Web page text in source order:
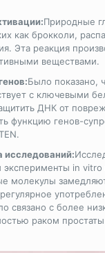
Природные
как брокколи,
Эта реакция
веществами.
Было показано,
с ключевыми
ДНК от
функцию генов-
исследований:
эксперименты in vitro
молекулы
связано с более
раком